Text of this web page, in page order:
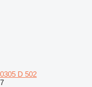
0305 D 502
7